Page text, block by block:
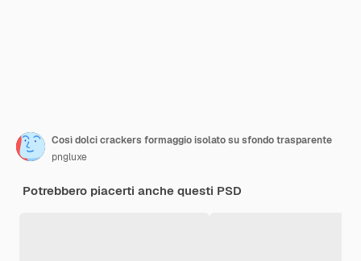
Così dolci crackers formaggio isolato su sfondo trasparente
pngluxe
Potrebbero piacerti anche questi PSD